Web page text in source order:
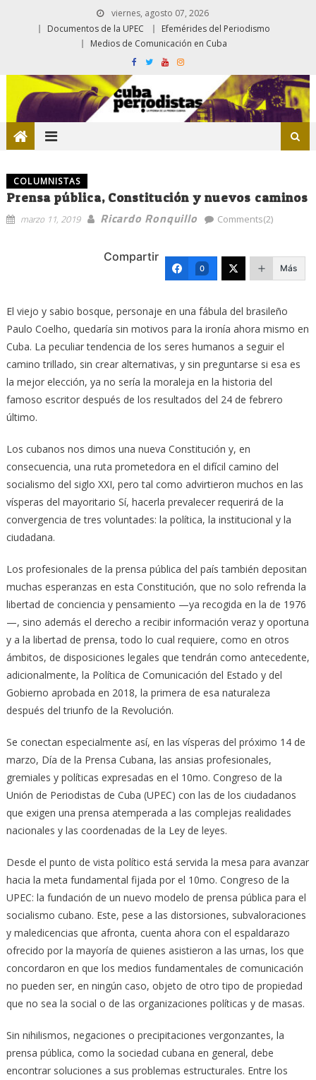
viernes, agosto 07, 2026
Documentos de la UPEC
Efemérides del Periodismo
Medios de Comunicación en Cuba
COLUMNISTAS
Prensa pública, Constitución y nuevos caminos
marzo 11, 2019 Ricardo Ronquillo Comments(2)
Compartir
0 Más
El viejo y sabio bosque, personaje en una fábula del brasileño
Paulo Coelho, quedaría sin motivos para la ironía ahora mismo en
Cuba. La peculiar tendencia de los seres humanos a seguir el
camino trillado, sin crear alternativas, y sin preguntarse si esa es
la mejor elección, ya no sería la moraleja en la historia del
famoso escritor después de los resultados del 24 de febrero
último.
Los cubanos nos dimos una nueva Constitución y, en
consecuencia, una ruta prometedora en el difícil camino del
socialismo del siglo XXI, pero tal como advirtieron muchos en las
vísperas del mayoritario Sí, hacerla prevalecer requerirá de la
convergencia de tres voluntades: la política, la institucional y la
ciudadana.
Los profesionales de la prensa pública del país también depositan
muchas esperanzas en esta Constitución, que no solo refrenda la
libertad de conciencia y pensamiento —ya recogida en la de 1976
—, sino además el derecho a recibir información veraz y oportuna
y a la libertad de prensa, todo lo cual requiere, como en otros
ámbitos, de disposiciones legales que tendrán como antecedente,
adicionalmente, la Política de Comunicación del Estado y del
Gobierno aprobada en 2018, la primera de esa naturaleza
después del triunfo de la Revolución.
Se conectan especialmente así, en las vísperas del próximo 14 de
marzo, Día de la Prensa Cubana, las ansias profesionales,
gremiales y políticas expresadas en el 10mo. Congreso de la
Unión de Periodistas de Cuba (UPEC) con las de los ciudadanos
que exigen una prensa atemperada a las complejas realidades
nacionales y las coordenadas de la Ley de leyes.
Desde el punto de vista político está servida la mesa para avanzar
hacia la meta fundamental fijada por el 10mo. Congreso de la
UPEC: la fundación de un nuevo modelo de prensa pública para el
socialismo cubano. Este, pese a las distorsiones, subvaloraciones
y maledicencias que afronta, cuenta ahora con el espaldarazo
ofrecido por la mayoría de quienes asistieron a las urnas, los que
concordaron en que los medios fundamentales de comunicación
no pueden ser, en ningún caso, objeto de otro tipo de propiedad
que no sea la social o de las organizaciones políticas y de masas.
Sin nihilismos, negaciones o precipitaciones vergonzantes, la
prensa pública, como la sociedad cubana en general, debe
encontrar soluciones a sus problemas estructurales. Entre los